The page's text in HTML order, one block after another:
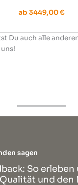
ab 3449,00 €
Du auch alle
sagen
So erleben
und den